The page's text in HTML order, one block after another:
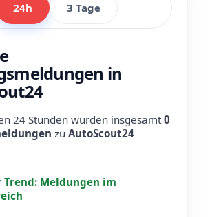
24h 3 Tage
in
24 Stunden wurden insgesamt0
zu AutoScout24
Meldungen im